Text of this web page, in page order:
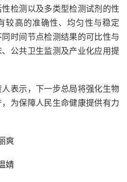
检测以及多类型检测试剂的性
较高的准确性、均匀性与稳定
时间节点检测结果的可比性与
公共卫生监测及产业化应用提
表示，下一步总局将强化生物
为保障人民生命健康提供有力
爽
婧